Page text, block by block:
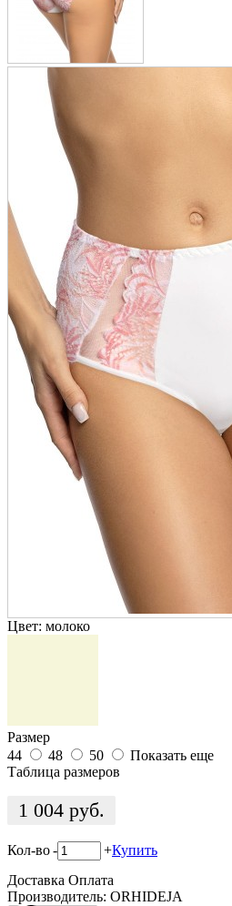
Цвет: молоко
Размер
44
48 50
Показать еще
Таблица размеров
1 004 руб.
Кол-во- +Купить
Доставка Оплата
Производитель: ORHIDEJA